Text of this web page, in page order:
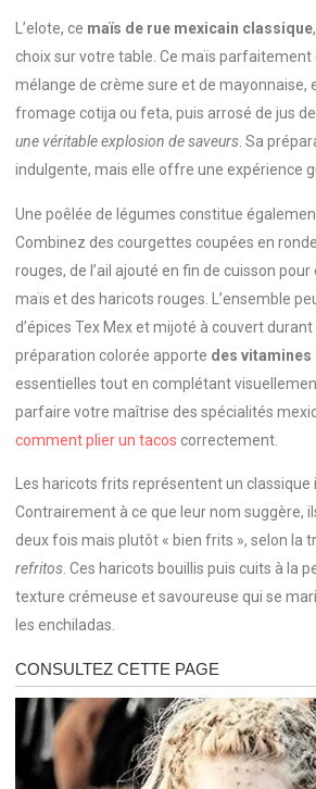
L’elote, ce maïs de rue mexicain classique
choix sur votre table. Ce maïs parfaitement
mélange de crème sure et de mayonnaise,
fromage cotija ou feta, puis arrosé de jus
une véritable explosion de saveurs. Sa
indulgente, mais elle offre une expérience
Une poêlée de légumes constitue
Combinez des courgettes coupées en
rouges, de l’ail ajouté en fin de cuisson
maïs et des haricots rouges. L’ensemble
d’épices Tex Mex et mijoté à couvert
préparation colorée apporte des vitamines
essentielles tout en complétant
parfaire votre maîtrise des spécialités
comment plier un tacos correctement.
Les haricots frits représentent un classique
Contrairement à ce que leur nom suggère,
deux fois mais plutôt « bien frits », selon la
refritos . Ces haricots bouillis puis cuits à la
texture crémeuse et savoureuse qui se
les enchiladas.